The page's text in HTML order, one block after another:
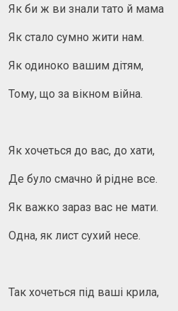
Як би ж ви знали тато й мама
Як стало сумно жити нам.
Як одиноко вашим дітям,
Тому, що за вікном війна.
Як хочеться до вас, до хати,
Де було смачно й рідне все.
Як важко зараз вас не мати.
Одна, як лист сухий несе.
Так хочеться під ваші крила,